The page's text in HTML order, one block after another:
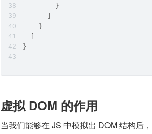
        }
    }
}
虚拟 DOM 的作用
当我们能够在 JS 中模拟出 DOM 结构后